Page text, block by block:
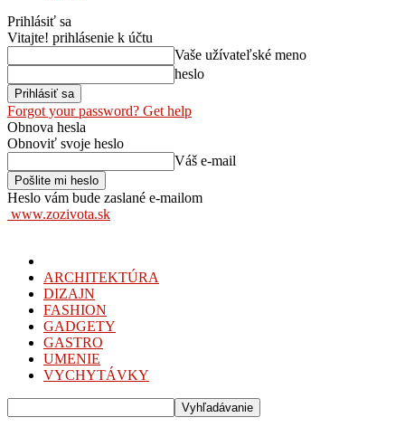
Prihlásiť sa
Vitajte! prihlásenie k účtu
Vaše užívateľské meno
heslo
Forgot your password? Get help
Obnova hesla
Obnoviť svoje heslo
Váš e-mail
Heslo vám bude zaslané e-mailom
www.zozivota.sk
ARCHITEKTÚRA
DIZAJN
FASHION
GADGETY
GASTRO
UMENIE
VYCHYTÁVKY